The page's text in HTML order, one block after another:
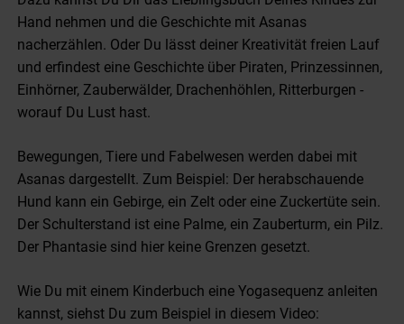
Hand nehmen und die Geschichte mit Asanas
nacherzählen. Oder Du lässt deiner Kreativität freien Lauf
und erfindest eine Geschichte über Piraten, Prinzessinnen,
Einhörner, Zauberwälder, Drachenhöhlen, Ritterburgen -
worauf Du Lust hast.
Bewegungen, Tiere und Fabelwesen werden dabei mit
Asanas dargestellt. Zum Beispiel: Der herabschauende
Hund kann ein Gebirge, ein Zelt oder eine Zuckertüte sein.
Der Schulterstand ist eine Palme, ein Zauberturm, ein Pilz.
Der Phantasie sind hier keine Grenzen gesetzt.
Wie Du mit einem Kinderbuch eine Yogasequenz anleiten
kannst, siehst Du zum Beispiel in diesem Video: